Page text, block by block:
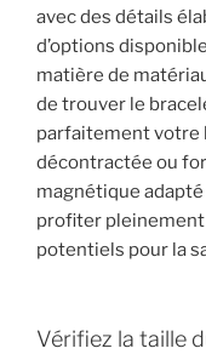
avec des détails
d’options
matière de
de trouver le
parfaitement votre
décontractée ou
magnétique
profiter
potentiels pour la
Vérifiez la taille